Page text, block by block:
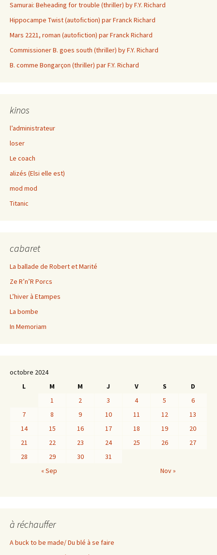
Samurai: Beheading for trouble (thriller) by F.Y. Richard
Hippocampe Twist (autofiction) par Franck Richard
Mars 2221, roman (autofiction) par Franck Richard
Commissioner B. goes south (thriller) by F.Y. Richard
B. comme Bongarçon (thriller) par F.Y. Richard
kinos
l’administrateur
loser
Le coach
alizés (Elsi elle est)
mod mod
Titanic
cabaret
La ballade de Robert et Marité
Ze R’n’R Porcs
L’hiver à Etampes
La bombe
In Memoriam
octobre 2024
L
M M J V S
D
1
2 3 4 5
6
7
8 9 10 11 12
13
14
15 16 17 18 19
20
21
22 23 24 25 26
27
28
29 30
31
« Sep
Nov »
à réchauffer
A buck to be made/ Du blé à se faire